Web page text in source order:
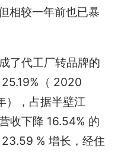
相较一年前也已暴
了代工厂转品牌的
（ 2020
），占据半壁江
收下降 16.54% 的
% 增长，经住